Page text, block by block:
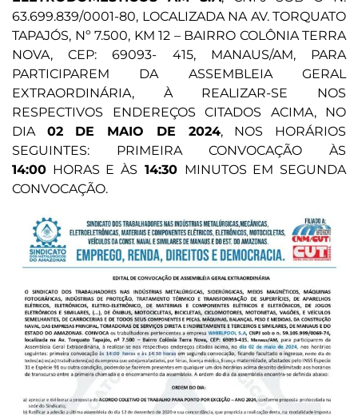
63.699.839/0001-80, LOCALIZADA NA AV. TORQUATO
TAPAJÓS, Nº 7.500, KM 12 – BAIRRO COLÔNIA TERRA
NOVA, CEP: 69093- 415, MANAUS/AM, PARA
PARTICIPAREM DA ASSEMBLEIA GERAL
EXTRAORDINÁRIA, À REALIZAR-SE NOS
RESPECTIVOS ENDEREÇOS CITADOS ACIMA, NO
DIA 02 DE MAIO DE 2024, NOS HORÁRIOS
SEGUINTES: PRIMEIRA CONVOCAÇÃO ÀS
14:00 HORAS E ÀS 14:30 MINUTOS EM SEGUNDA
CONVOCAÇÃO.